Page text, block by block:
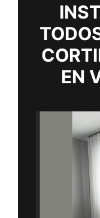
EN